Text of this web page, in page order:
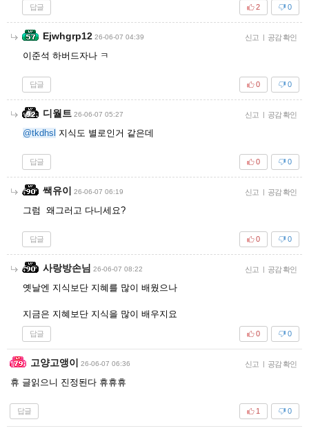
답글 0
2
Ejwhgrp12 26-06-07 04:39 신고 | 공감 확인
이준석 하버드자나 ㅋ
답글 0
0
디월트 26-06-07 05:27 신고 | 공감 확인
@tkdhsl 지식도 별로인거 같은데
답글 0
0
쌕유이 26-06-07 06:19 신고 | 공감 확인
그럼 왜그러고 다니세요?
답글 0
0
사랑방손님 26-06-07 08:22 신고 | 공감 확인
옛날엔 지식보단 지혜를 많이 배웠으나
지금은 지혜보단 지식을 많이 배우지요
답글 0
0
고양고앵이 26-06-07 06:36 신고 | 공감 확인
휴 글읽으니 진정된다 휴휴휴
답글 0
1